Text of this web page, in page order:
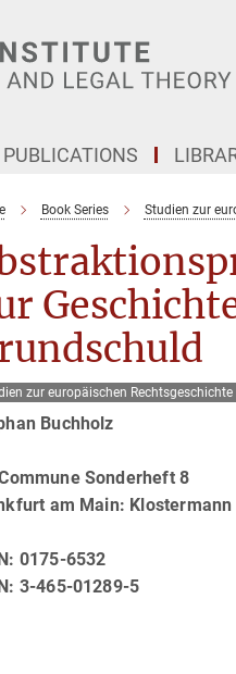
PUBLICATIONS
Book Series Studien zur
zur europäischen Rechtsgeschichte
Buchholz
Sonderheft 8
am Main: Klostermann
0175-6532
3-465-01289-5